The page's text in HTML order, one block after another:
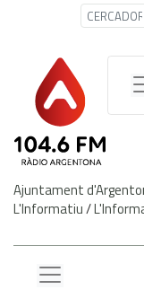
Ajuntament
L'Informatiu/